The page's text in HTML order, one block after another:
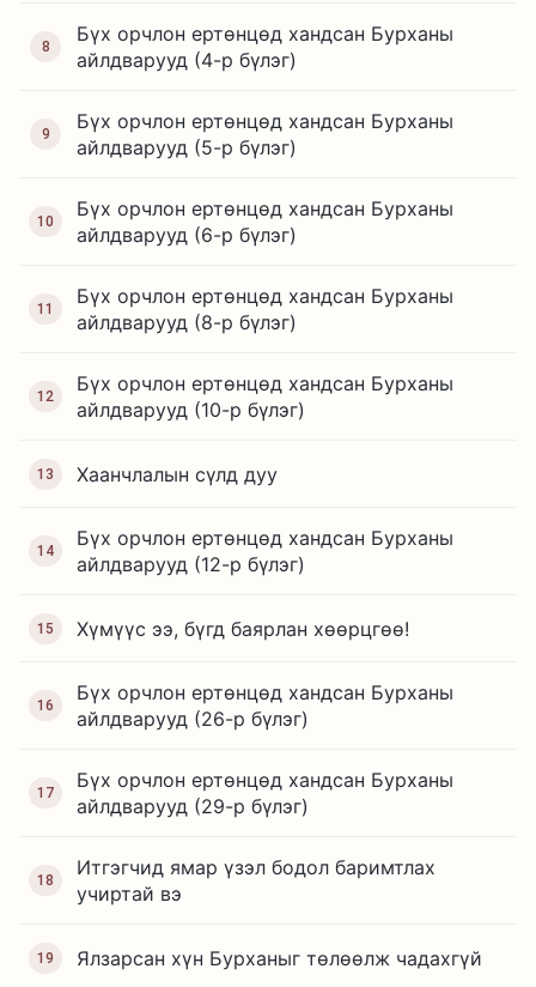
8
Бүх орчлон ертөнцөд хандсан Бурханы
айлдварууд (4-р бүлэг)
9
Бүх орчлон ертөнцөд хандсан Бурханы
айлдварууд (5-р бүлэг)
10
Бүх орчлон ертөнцөд хандсан Бурханы
айлдварууд (6-р бүлэг)
11
Бүх орчлон ертөнцөд хандсан Бурханы
айлдварууд (8-р бүлэг)
12
Бүх орчлон ертөнцөд хандсан Бурханы
айлдварууд (10-р бүлэг)
13 Хаанчлалын сүлд дуу
14
Бүх орчлон ертөнцөд хандсан Бурханы
айлдварууд (12-р бүлэг)
15 Хүмүүс ээ, бүгд баярлан хөөрцгөө!
16
Бүх орчлон ертөнцөд хандсан Бурханы
айлдварууд (26-р бүлэг)
17
Бүх орчлон ертөнцөд хандсан Бурханы
айлдварууд (29-р бүлэг)
18
Итгэгчид ямар үзэл бодол баримтлах
учиртай вэ
19 Ялзарсан хүн Бурханыг төлөөлж чадахгүй